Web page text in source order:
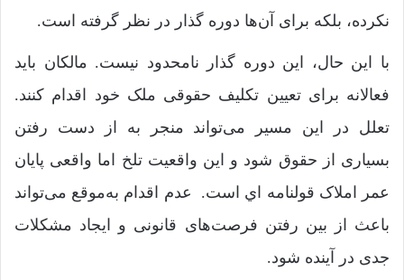
نکرده، بلکه برای آن‌ها دوره گذار در نظر گرفته است.
با این حال، این دوره گذار نامحدود نیست. مالکان باید
فعالانه برای تعیین تکلیف حقوقی ملک خود اقدام کنند.
تعلل در این مسیر می‌تواند منجر به از دست رفتن
بسیاری از حقوق شود و این واقعیت تلخ اما واقعی پایان
عمر املاک قولنامه اي است. عدم اقدام به‌موقع می‌تواند
باعث از بین رفتن فرصت‌های قانونی و ایجاد مشکلات
جدی در آینده شود.